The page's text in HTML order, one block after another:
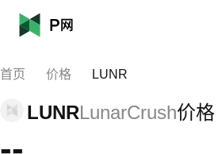
首页 价格 LUNR
LUNRLunarCrush价格